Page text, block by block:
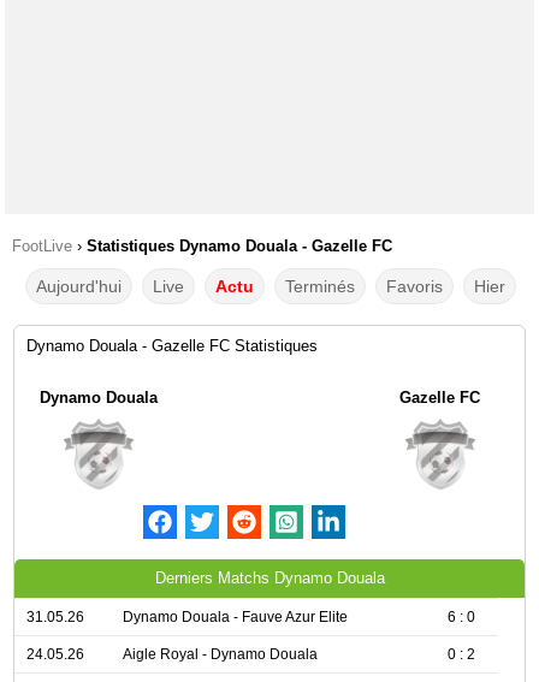
FootLive › Statistiques Dynamo Douala - Gazelle FC
Aujourd'hui Live Actu Terminés Favoris Hier
Dynamo Douala - Gazelle FC Statistiques
Dynamo Douala Gazelle FC
Derniers Matchs Dynamo Douala
31.05.26 Dynamo Douala - Fauve Azur Elite 6 : 0
24.05.26 Aigle Royal - Dynamo Douala 0 : 2